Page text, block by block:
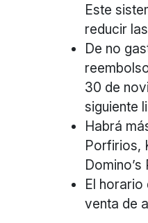
Este
reducir
De no
30 de
siguiente
Habrá
Porfirios,
El horario
venta de